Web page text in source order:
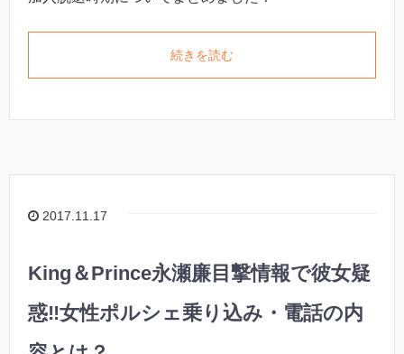
続きを読む
2017.11.17
King＆Prince永瀬廉目撃情報で彼女疑
惑‼︎女性ポルシェ乗り込み・電話の内